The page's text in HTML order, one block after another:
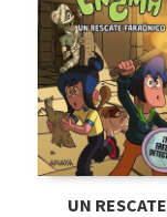
UN RESCATE